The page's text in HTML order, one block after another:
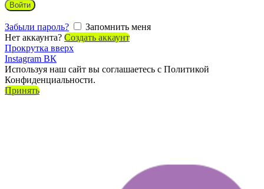
Войти
Забыли пароль?
Запомнить меня
Нет аккаунта? Создать аккаунт
Прокрутка вверх
Instagram ВК
Используя наш сайт вы соглашаетесь с Политикой
Конфиденциальности.
Принять